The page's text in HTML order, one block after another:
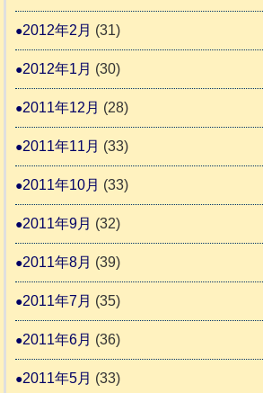
2012年2月 (31)
2012年1月 (30)
2011年12月 (28)
2011年11月 (33)
2011年10月 (33)
2011年9月 (32)
2011年8月 (39)
2011年7月 (35)
2011年6月 (36)
2011年5月 (33)